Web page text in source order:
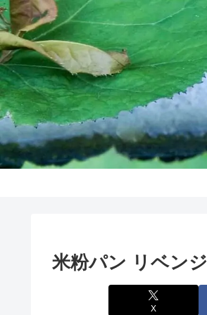
米粉パン リベンジ
X